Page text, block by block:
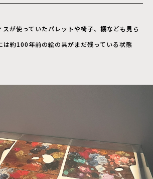
スが使っていたパレットや椅子、棚なども見ら
は約100年前の絵の具がまだ残っている状態